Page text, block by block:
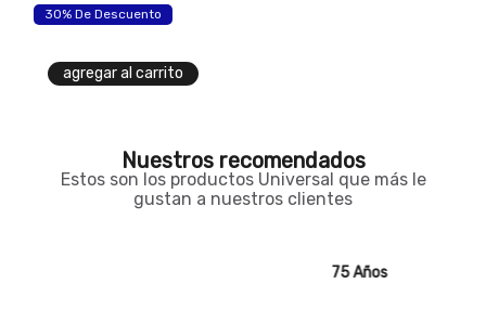
30% De Descuento
agregar al carrito
Nuestros recomendados
Estos son los productos Universal que más le
gustan a nuestros clientes
75 Años